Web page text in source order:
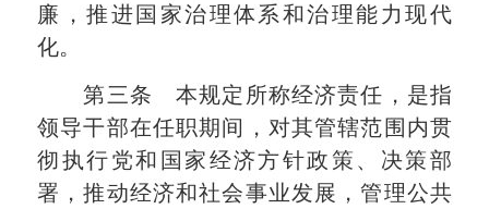
廉，推进国家治理体系和治理能力现代
化。
第三条 本规定所称经济责任，是指
领导干部在任职期间，对其管辖范围内贯
彻执行党和国家经济方针政策、决策部
署，推动经济和社会事业发展，管理公共